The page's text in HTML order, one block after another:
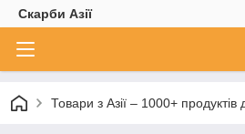
Скарби Азії
Товари з Азії – 1000+